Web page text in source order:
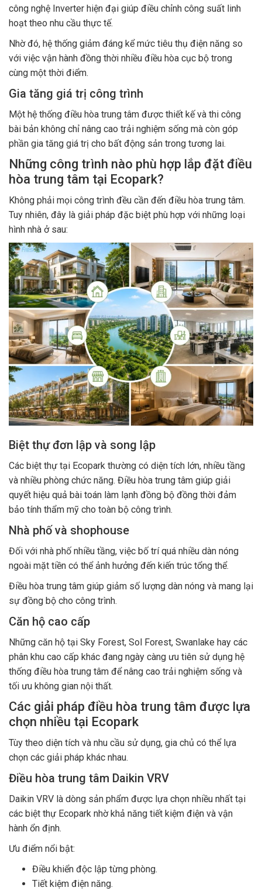
công nghệ Inverter hiện đại giúp điều chỉnh công suất linh
hoạt theo nhu cầu thực tế.
Nhờ đó, hệ thống giảm đáng kể mức tiêu thụ điện năng so
với việc vận hành đồng thời nhiều điều hòa cục bộ trong
cùng một thời điểm.
Gia tăng giá trị công trình
Một hệ thống điều hòa trung tâm được thiết kế và thi công
bài bản không chỉ nâng cao trải nghiệm sống mà còn góp
phần gia tăng giá trị cho bất động sản trong tương lai.
Những công trình nào phù hợp lắp đặt điều
hòa trung tâm tại Ecopark?
Không phải mọi công trình đều cần đến điều hòa trung tâm.
Tuy nhiên, đây là giải pháp đặc biệt phù hợp với những loại
hình nhà ở sau:
Biệt thự đơn lập và song lập
Các biệt thự tại Ecopark thường có diện tích lớn, nhiều tầng
và nhiều phòng chức năng. Điều hòa trung tâm giúp giải
quyết hiệu quả bài toán làm lạnh đồng bộ đồng thời đảm
bảo tính thẩm mỹ cho toàn bộ công trình.
Nhà phố và shophouse
Đối với nhà phố nhiều tầng, việc bố trí quá nhiều dàn nóng
ngoài mặt tiền có thể ảnh hưởng đến kiến trúc tổng thể.
Điều hòa trung tâm giúp giảm số lượng dàn nóng và mang lại
sự đồng bộ cho công trình.
Căn hộ cao cấp
Những căn hộ tại Sky Forest, Sol Forest, Swanlake hay các
phân khu cao cấp khác đang ngày càng ưu tiên sử dụng hệ
thống điều hòa trung tâm để nâng cao trải nghiệm sống và
tối ưu không gian nội thất.
Các giải pháp điều hòa trung tâm được lựa
chọn nhiều tại Ecopark
Tùy theo diện tích và nhu cầu sử dụng, gia chủ có thể lựa
chọn các giải pháp khác nhau.
Điều hòa trung tâm Daikin VRV
Daikin VRV là dòng sản phẩm được lựa chọn nhiều nhất tại
các biệt thự Ecopark nhờ khả năng tiết kiệm điện và vận
hành ổn định.
Ưu điểm nổi bật:
Điều khiển độc lập từng phòng.
Tiết kiệm điện năng.